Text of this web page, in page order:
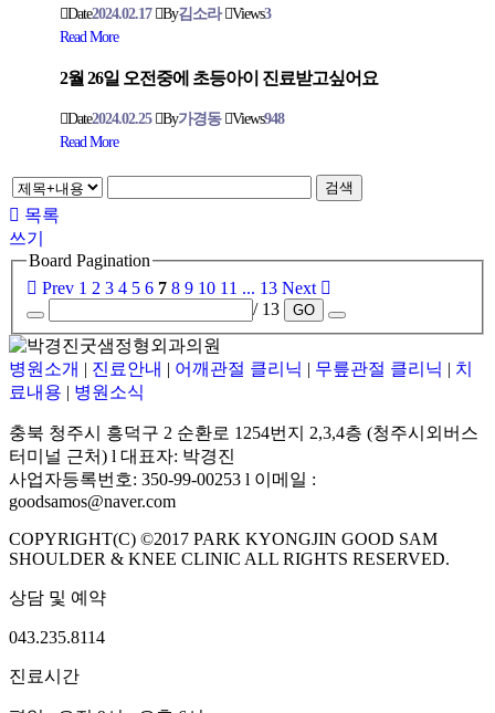
Date2024.02.17 By김소라 Views3
Read More
2월 26일 오전중에 초등아이 진료받고싶어요
Date2024.02.25 By가경동 Views948
Read More
검색
목록
쓰기
Board Pagination
Prev 1 2 3 4 5 6 7 8 9 10 11 ... 13 Next
/ 13
GO
병원소개 | 진료안내 | 어깨관절 클리닉 | 무릎관절 클리닉 | 치
료내용 | 병원소식
충북 청주시 흥덕구 2 순환로 1254번지 2,3,4층 (청주시외버스
터미널 근처) l 대표자: 박경진
사업자등록번호: 350-99-00253 l 이메일 :
goodsamos@naver.com
COPYRIGHT(C) ©2017 PARK KYONGJIN GOOD SAM
SHOULDER & KNEE CLINIC ALL RIGHTS RESERVED.
상담 및 예약
043.235.8114
진료시간